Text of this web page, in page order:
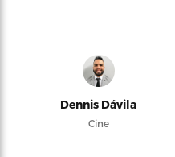
Dennis Dávila
Cine